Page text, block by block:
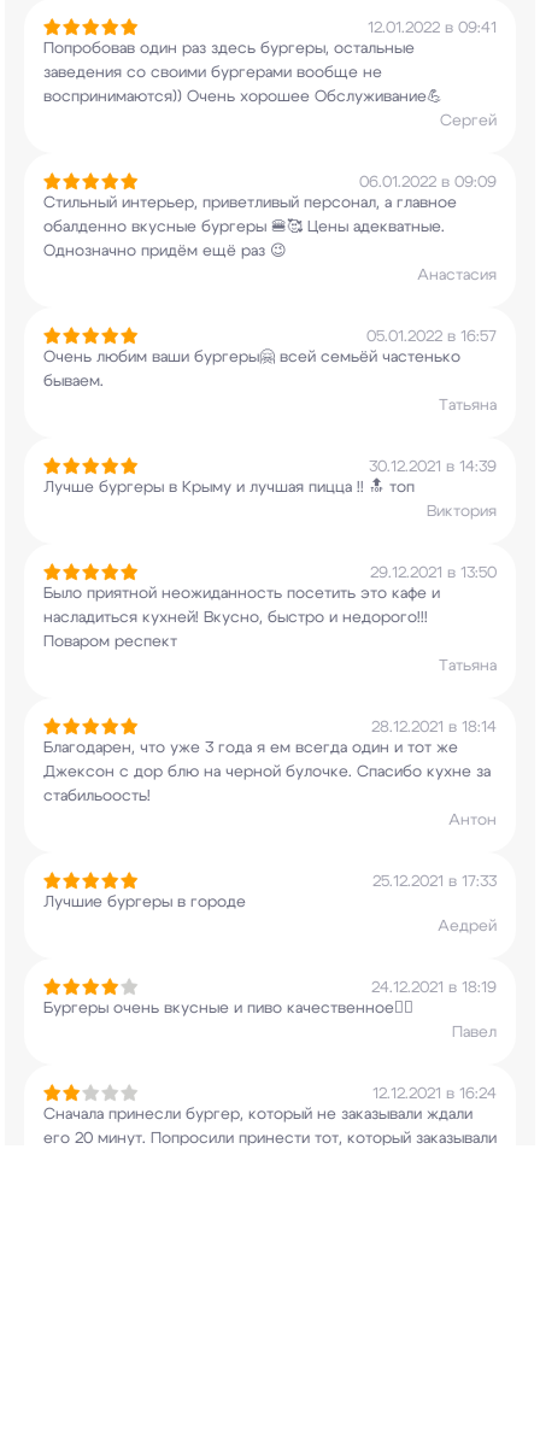
12.01.2022 в 09:41
Попробовав один раз здесь бургеры, остальные
заведения со своими бургерами вообще не
воспринимаются)) Очень хорошее Обслуживание💪
Сергей
06.01.2022 в 09:09
Стильный интерьер, приветливый персонал, а главное
обалденно вкусные бургеры 🍔🥰 Цены адекватные.
Однозначно придём ещё раз 😉
Анастасия
05.01.2022 в 16:57
Очень любим ваши бургеры🤗 всей семьёй частенько
бываем.
Татьяна
30.12.2021 в 14:39
Лучше бургеры в Крыму и лучшая пицца !! 🔝 топ
Виктория
29.12.2021 в 13:50
Было приятной неожиданность посетить это кафе и
насладиться кухней! Вкусно, быстро и недорого!!!
Поваром респект
Татьяна
28.12.2021 в 18:14
Благодарен, что уже 3 года я ем всегда один и тот же
Джексон с дор блю на черной булочке. Спасибо кухне за
стабильоость!
Антон
25.12.2021 в 17:33
Лучшие бургеры в городе
Аедрей
24.12.2021 в 18:19
Бургеры очень вкусные и пиво качественное👍🏼
Павел
12.12.2021 в 16:24
Сначала принесли бургер, который не заказывали ждали
его 20 минут. Попросили принести тот, который заказывали